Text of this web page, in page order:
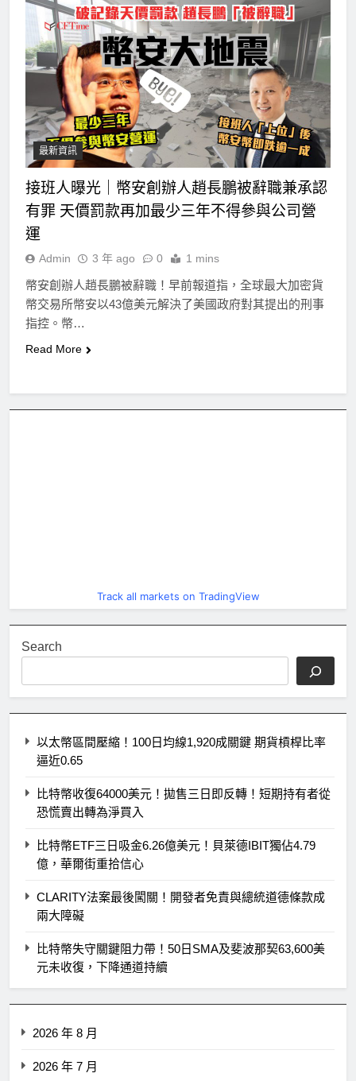
Track all markets on TradingView
Search
以太幣區間壓縮！100日均線1,920成關鍵 期貨槓桿比率
逼近0.65
比特幣收復64000美元！拋售三日即反轉！短期持有者從
恐慌賣出轉為淨買入
比特幣ETF三日吸金6.26億美元！貝萊德IBIT獨佔4.79
億，華爾街重拾信心
CLARITY法案最後闖關！開發者免責與總統道德條款成
兩大障礙
比特幣失守關鍵阻力帶！50日SMA及斐波那契63,600美
元未收復，下降通道持續
2026 年 8 月
2026 年 7 月
最新資訊
接班人曝光｜幣安創辦人趙長鵬被辭職兼承認
有罪 天價罰款再加最少三年不得參與公司營
運
Admin 3 年 ago 0 1 mins
幣安創辦人趙長鵬被辭職！早前報道指，全球最大加密貨
幣交易所幣安以43億美元解決了美國政府對其提出的刑事
指控。幣…
Read More